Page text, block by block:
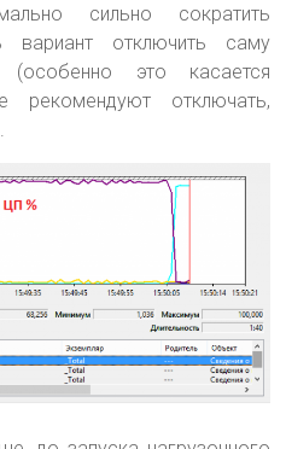
сильно сократить
вариант отключить саму
(особенно это касается
рекомендуют отключать,